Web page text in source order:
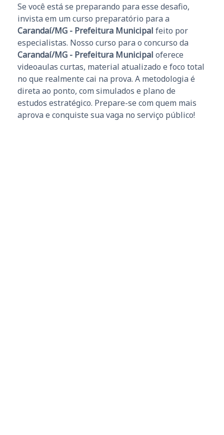
Se você está se preparando para esse desafio,
invista em um curso preparatório para a
Carandaí/MG - Prefeitura Municipal feito por
especialistas. Nosso curso para o concurso da
Carandaí/MG - Prefeitura Municipal oferece
videoaulas curtas, material atualizado e foco total
no que realmente cai na prova. A metodologia é
direta ao ponto, com simulados e plano de
estudos estratégico. Prepare-se com quem mais
aprova e conquiste sua vaga no serviço público!